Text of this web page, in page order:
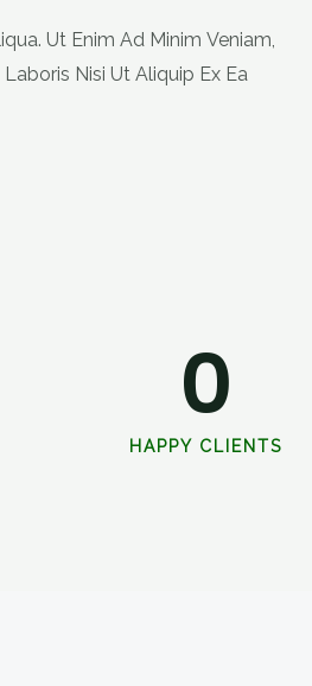
Ut Enim Ad Minim Veniam,
Nisi Ut Aliquip Ex Ea
0
HAPPY CLIENTS